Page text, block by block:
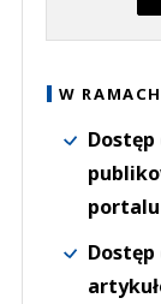
W
portalu